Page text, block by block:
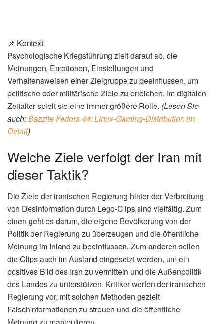
Die Wahl von Lego als Medium ist kein Zufall. Die bunten
Steine erfreuen sich großer Beliebtheit, insbesondere bei
jüngeren Zielgruppen. Durch die Verwendung von Lego-
Figuren und -Welten können die Produzenten der Clips
eine niedrigschwellige und unterhaltsame Form der
politischen Kommunikation schaffen. Die Clips werden oft
in den sozialen Medien verbreitet und erreichen so ein
Jährigen in Deutschland Social Media täglich oder
). Diese hohe Nutzungsrate
macht Social Media zu einem idealen Kanal für die
Verbreitung von Desinformation.